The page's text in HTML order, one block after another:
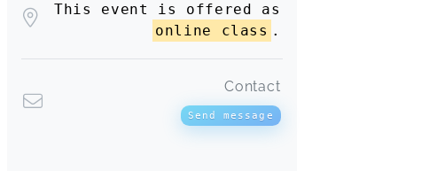
This event is offered as
online class .
Contact
Send message